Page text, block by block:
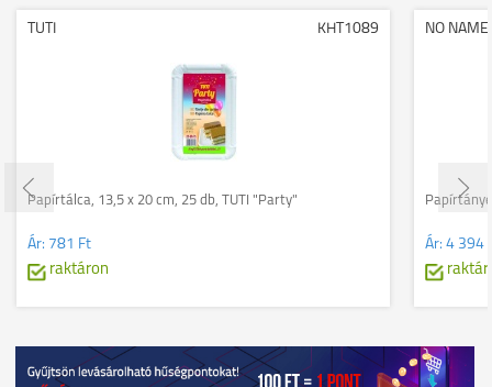
TUTI KHT1089
Papírtálca, 13,5 x 20 cm, 25 db, TUTI "Party"
Ár: 781 Ft
raktáron
NO NAME
Ár: 4 394